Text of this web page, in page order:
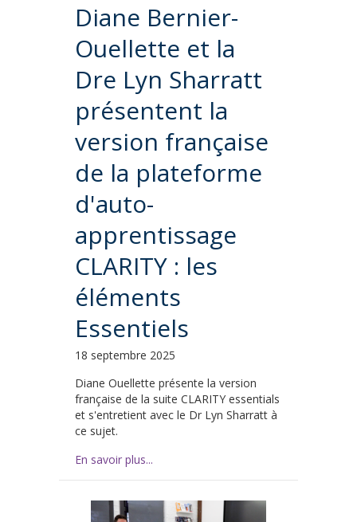
Diane Bernier-
Ouellette et la
Dre Lyn Sharratt
présentent la
version française
de la plateforme
d'auto-
apprentissage
CLARITY : les
éléments
Essentiels
18 septembre 2025
Diane Ouellette présente la version
française de la suite CLARITY essentials
et s'entretient avec le Dr Lyn Sharratt à
ce sujet.
En savoir plus...